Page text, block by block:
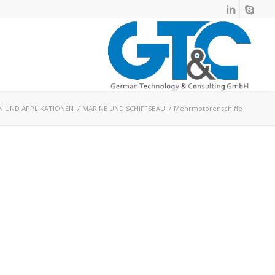
UND APPLIKATIONEN / MARINE UND SCHIFFSBAU / Mehrmotorenschiffe